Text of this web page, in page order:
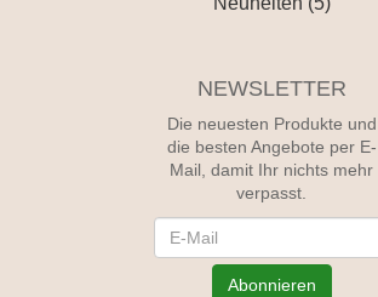
NEWSLETTER
Die neuesten Produkte und
die besten Angebote per E-
Mail, damit Ihr nichts mehr
verpasst.
Abonnieren